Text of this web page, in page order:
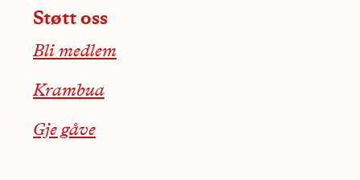
Støtt oss
Bli medlem
Krambua
Gje gåve